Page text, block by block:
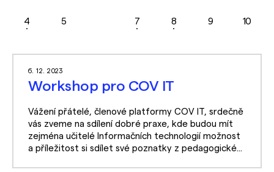
4 5 7 8 9 10
6. 12. 2023
Workshop pro COV IT
Vážení přátelé, členové platformy COV IT, srdečně
vás zveme na sdílení dobré praxe, kde budou mít
zejména učitelé Informačních technologií možnost
a příležitost si sdílet své poznatky z pedagogické...